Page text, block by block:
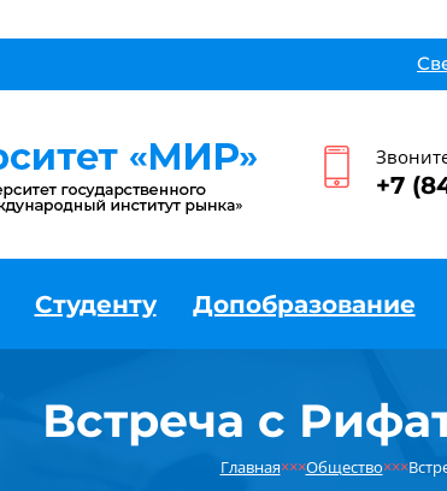
+7
Студенту Допобразование
Встреча с
Главная×××Общество×××